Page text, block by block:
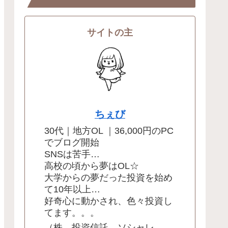
サイトの主
ちぇび
30代｜地方OL ｜36,000円のPC
でブログ開始
SNSは苦手…
高校の頃から夢はOL☆
大学からの夢だった投資を始め
て10年以上…
好奇心に動かされ、色々投資し
てます。。。